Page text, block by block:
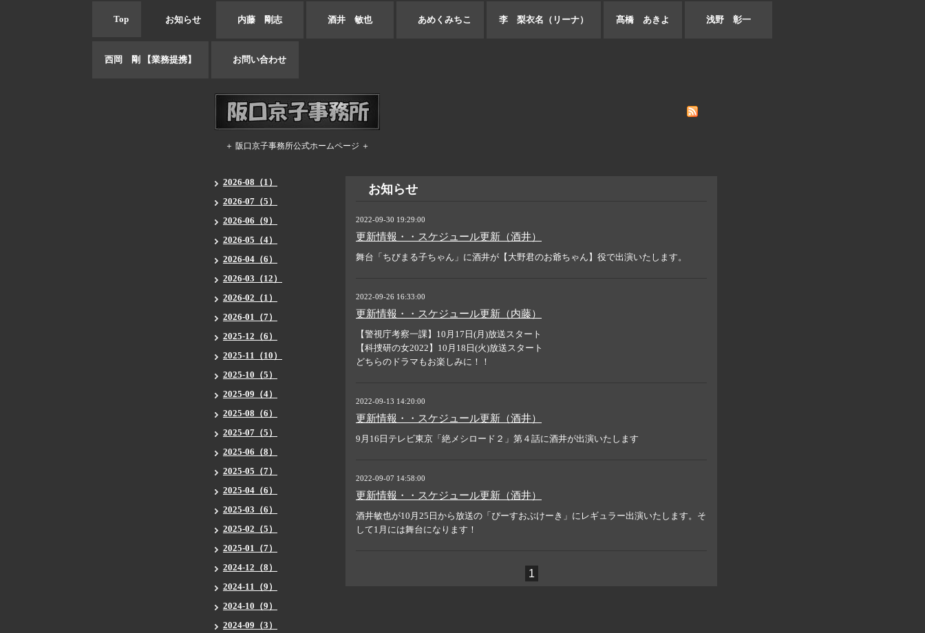
Top お知らせ 内藤 剛志 酒井 敏也 あめくみちこ 李 梨衣名（リーナ） 髙橋 あきよ 浅野 彰一
西岡 剛 【業務提携】 お問い合わせ
＋ 阪口京子事務所公式ホームページ ＋
お知らせ
2022-09-30 19:29:00
更新情報・・スケジュール更新（酒井）
舞台「ちびまる子ちゃん」に酒井が【大野君のお爺ちゃん】役で出演いたします。
2022-09-26 16:33:00
更新情報・・スケジュール更新（内藤）
【警視庁考察一課】10月17日(月)放送スタート
【科捜研の女2022】10月18日(火)放送スタート
どちらのドラマもお楽しみに！！
2022-09-13 14:20:00
更新情報・・スケジュール更新（酒井）
9月16日テレビ東京「絶メシロード２」第４話に酒井が出演いたします
2022-09-07 14:58:00
更新情報・・スケジュール更新（酒井）
酒井敏也が10月25日から放送の「ぴーすおぶけーき」にレギュラー出演いたします。そ
して1月には舞台になります！
1
2026-08（1）
2026-07（5）
2026-06（9）
2026-05（4）
2026-04（6）
2026-03（12）
2026-02（1）
2026-01（7）
2025-12（6）
2025-11（10）
2025-10（5）
2025-09（4）
2025-08（6）
2025-07（5）
2025-06（8）
2025-05（7）
2025-04（6）
2025-03（6）
2025-02（5）
2025-01（7）
2024-12（8）
2024-11（9）
2024-10（9）
2024-09（3）